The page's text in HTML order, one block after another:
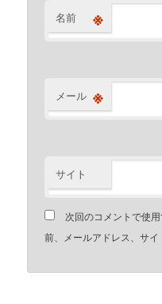
名前 ※
メール ※
サイト
次回のコメントで使
前、メールアドレス、サイ